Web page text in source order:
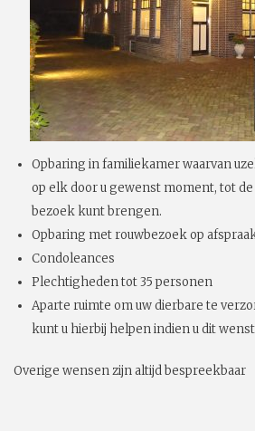
Opbaring in familiekamer waarvan
op elk door u gewenst moment, tot de
bezoek kunt brengen.
Opbaring met rouwbezoek op
Condoleances
Plechtigheden tot 35 personen
Aparte ruimte om uw dierbare te
kunt u hierbij helpen indien u dit
Overige wensen zijn altijd bespreekbaar